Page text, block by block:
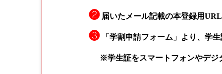
❷ 届いたメール記載の本登録用
❸ 「学割申請フォーム」より、学
※学生証をスマートフォンやデジ